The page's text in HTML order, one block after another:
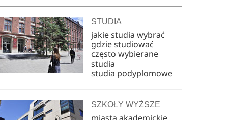
STUDIA
jakie studia wybrać
gdzie studiować
często wybierane
studia
studia podyplomowe
SZKOŁY WYŻSZE